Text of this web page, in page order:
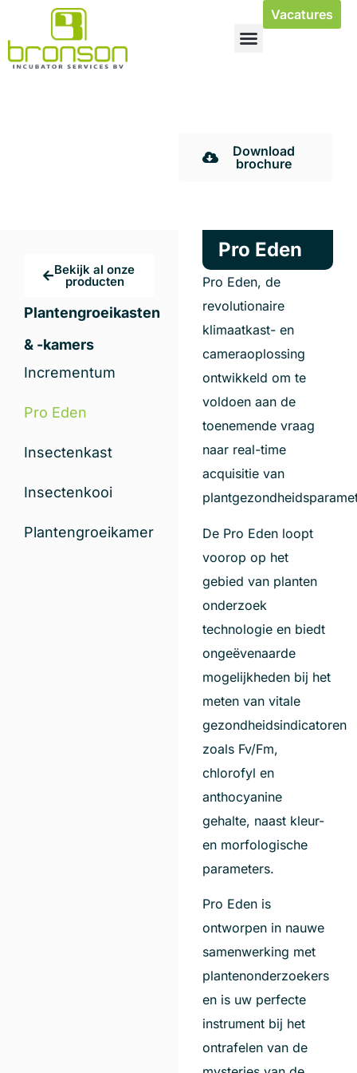
Vacatures
Download
brochure
Bekijk al onze
producten
Plantengroeikasten
& -kamers
Incrementum
Pro Eden
Insectenkast
Insectenkooi
Plantengroeikamer
Pro Eden
Pro Eden, de
revolutionaire
klimaatkast- en
cameraoplossing
ontwikkeld om te
voldoen aan de
toenemende vraag
naar real-time
acquisitie van
De Pro Eden loopt
voorop op het
gebied van planten
onderzoek
technologie en biedt
ongeëvenaarde
mogelijkheden bij het
meten van vitale
gezondheidsindicatoren
zoals Fv/Fm,
chlorofyl en
anthocyanine
gehalte, naast kleur-
en morfologische
parameters.
Pro Eden is
ontworpen in nauwe
samenwerking met
plantenonderzoekers
en is uw perfecte
instrument bij het
ontrafelen van de